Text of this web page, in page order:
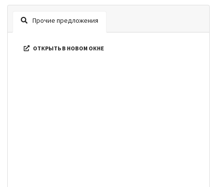
Прочие предложения
ОТКРЫТЬ В НОВОМ ОКНЕ